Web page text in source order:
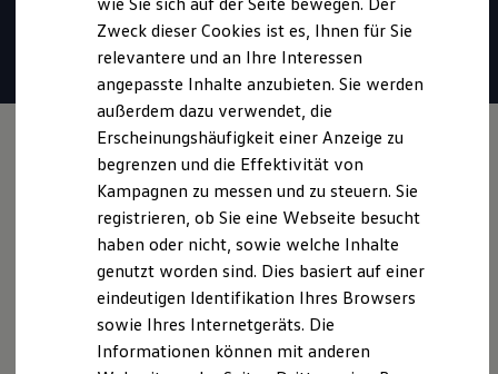
Digitales Bordbuch
Fahrerassistenz- und Sicherheitssysteme
Kontrollleuchten
Batterieverordnung
XTL-Dieselkraftstoff
Ersatzteile und Betriebsflüssigkeiten
Original Zubehör und Lifestyle Produkte
myVolkswagen
myVolkswagen Business
Elektrisch & Autonom
Elektro - & Hybridfahrzeuge
Unser Ansatz
Klimafreundlicher Strom
Reichweite & Ladelösungen
Reichweitensimulator
Ladezeitensimulator
Ladelösungen für Privatkunden
kostenlos. Alle anfallenden Gebühren trägt Volkswagen
Mail verfassen
Zweck dieser Cookies ist es, Ihnen für Sie
relevantere und an Ihre Interessen
angepasste Inhalte anzubieten. Sie werden
außerdem dazu verwendet, die
Erscheinungshäufigkeit einer Anzeige zu
begrenzen und die Effektivität von
Kampagnen zu messen und zu steuern. Sie
registrieren, ob Sie eine Webseite besucht
haben oder nicht, sowie welche Inhalte
genutzt worden sind. Dies basiert auf einer
eindeutigen Identifikation Ihres Browsers
sowie Ihres Internetgeräts. Die
Informationen können mit anderen